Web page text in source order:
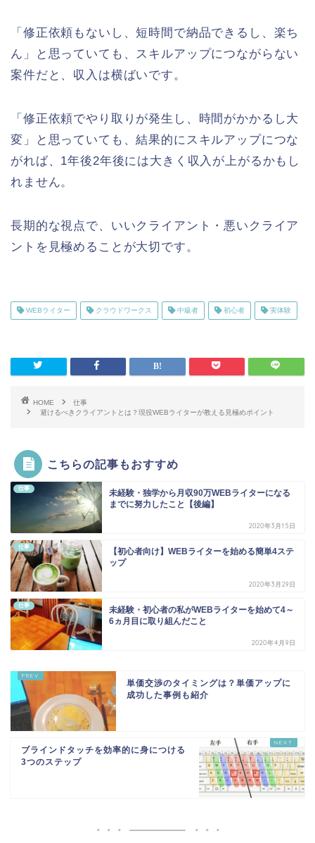
「修正依頼もないし、短時間で納品できるし、楽ち
ん」と思っていても、スキルアップにつながらない
案件だと、収入は横ばいです。
「修正依頼でやり取りが発生し、時間がかかるし大
変」と思っていても、結果的にスキルアップにつな
がれば、1年後2年後には大きく収入が上がるかもし
れません。
長期的な視点で、いいクライアント・悪いクライア
ントを見極めることが大切です。
WEBライター クラウドワークス 中級者 初心者 実体験
HOME
仕事
避けるべきクライアントとは？現役WEBライターが教える見極めポイント
こちらの記事もおすすめ
仕事
未経験・独学から月収90万WEBライターになる
までに努力したこと【後編】
2020年3月15日
仕事
【初心者向け】WEBライターを始める簡単4ステ
ップ
2020年3月29日
仕事
未経験・初心者の私がWEBライターを始めて4～
6ヵ月目に取り組んだこと
2020年4月9日
単価交渉のタイミングは？単価アップに
成功した事例も紹介
ブラインドタッチを効率的に身につける
3つのステップ